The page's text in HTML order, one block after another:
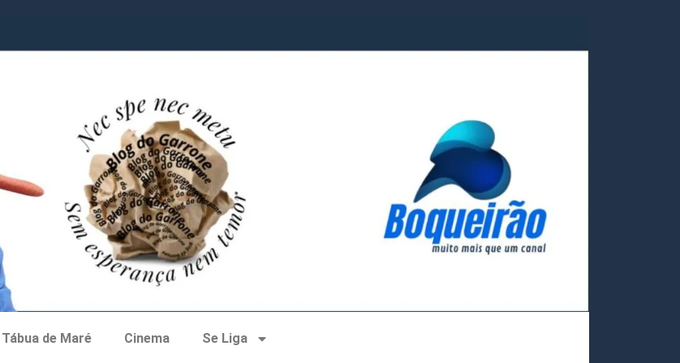
Tábua de Maré Cinema Se Liga